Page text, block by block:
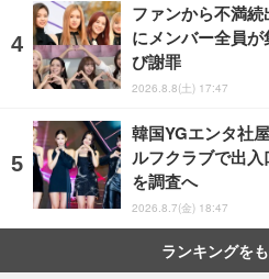
ファンから不満
にメンバー全員
び謝罪
2026.8.8(土) 17:47
韓国YGエンタ社
ルフクラブで出
を調査へ
2026.8.7(金) 18:47
ランキングを